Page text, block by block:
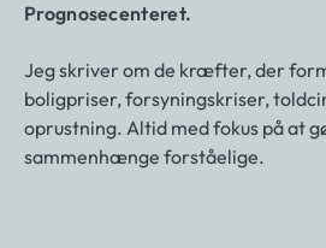
Prognosecenteret.
Jeg skriver om de kræfter, der
boligpriser, forsyningskriser,
oprustning. Altid med fokus på at
sammenhænge forståelige.